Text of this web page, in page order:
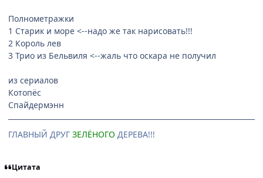
Полнометражки
1 Старик и море <--надо же так нарисовать!!!
2 Король лев
3 Трио из Бельвиля <--жаль что оскара не получил
из сериалов
Котопёс
Спайдермэнн
ГЛАВНЫЙ ДРУГ ЗЕЛЁНОГО ДЕРЕВА!!!
Цитата